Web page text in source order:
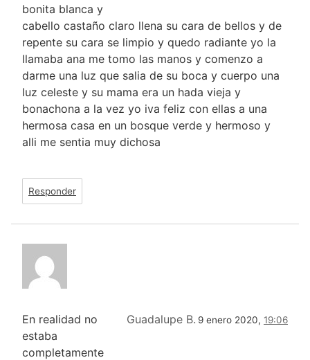
bonita blanca y
cabello castaño claro llena su cara de bellos y de
repente su cara se limpio y quedo radiante yo la
llamaba ana me tomo las manos y comenzo a
darme una luz que salia de su boca y cuerpo una
luz celeste y su mama era un hada vieja y
bonachona a la vez yo iva feliz con ellas a una
hermosa casa en un bosque verde y hermoso y
alli me sentia muy dichosa
Responder
Guadalupe B. 9 enero 2020, 19:06
En realidad no
estaba
completamente